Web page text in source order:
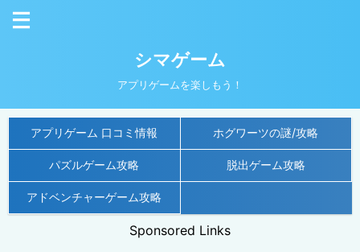
シマゲーム
アプリゲームを楽しもう！
アプリゲーム 口コミ情報 ホグワーツの謎/攻略
パズルゲーム攻略 脱出ゲーム攻略
アドベンチャーゲーム攻略
Sponsored Links